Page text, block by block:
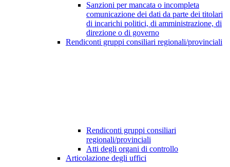
Sanzioni per mancata o incompleta
comunicazione dei dati da parte dei titolari
di incarichi politici, di amministrazione, di
direzione o di governo
Rendiconti gruppi consiliari regionali/provinciali
Rendiconti gruppi consiliari
regionali/provinciali
Atti degli organi di controllo
Articolazione degli uffici